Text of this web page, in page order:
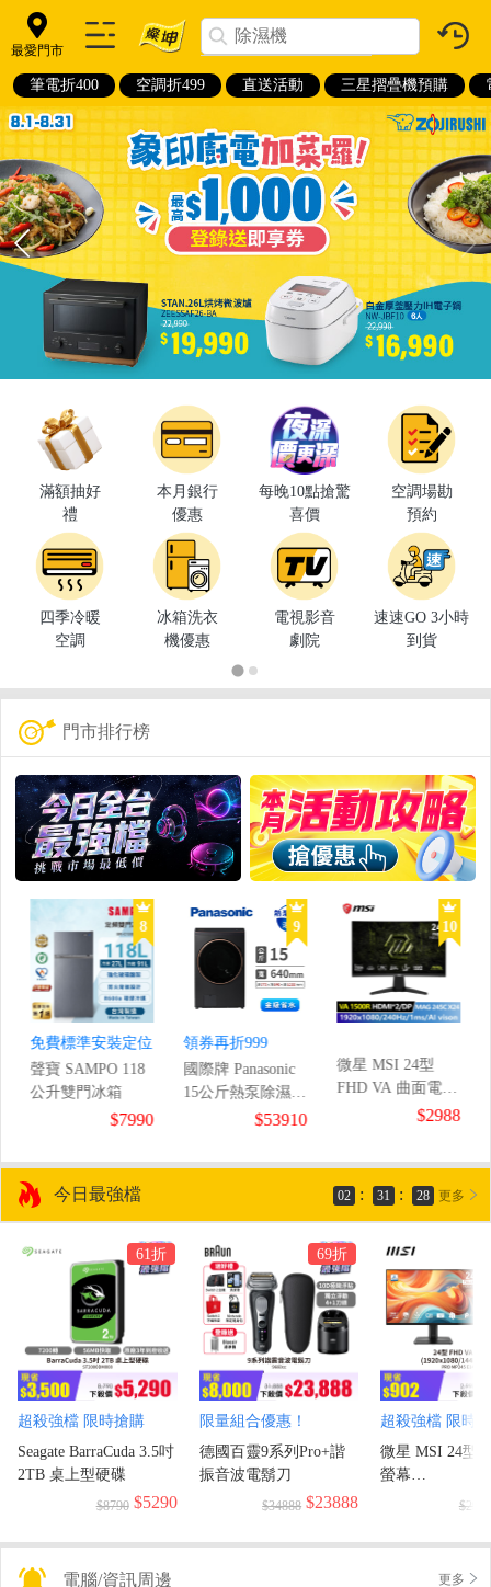
最愛門市
筆電折400 空調折499 直送活動 三星摺疊機預購
滿額抽好
禮
本月銀行
優惠
每晚10點搶驚
喜價
空調場勘
預約
四季冷暖
空調
冰箱洗衣
機優惠
電視影音
劇院
速速GO 3小時
到貨
門市排行榜
8
免費標準安裝定位
聲寶 SAMPO 118
公升雙門冰箱
$7990
9
領券再折999
國際牌 Panasonic
15公斤熱泵除濕式
滾筒洗衣機$53910
10
微星 MSI 24型
FHD VA 曲面電競
$2988
今日最強檔 02 : 31 : 27 更多
61折
超殺強檔 限時搶購
Seagate BarraCuda 3.5吋
2TB 桌上型硬碟
$8790 $5290
69折
限量組合優惠！
德國百靈9系列Pro+諧
振音波電鬍刀
$34888 $23888
超殺強檔 限時
微星 MSI 24型
螢幕
(1920x1080/$2990
電腦/資訊周邊 更多